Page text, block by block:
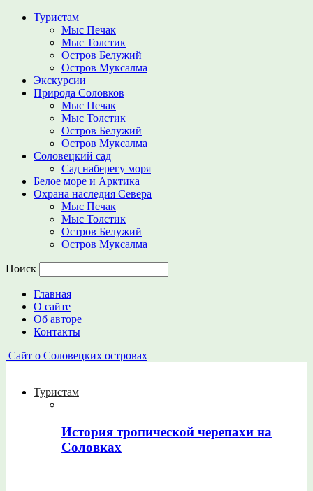
Туристам
Мыс Печак
Мыс Толстик
Остров Белужий
Остров Муксалма
Экскурсии
Природа Соловков
Мыс Печак
Мыс Толстик
Остров Белужий
Остров Муксалма
Соловецкий сад
Сад наберегу моря
Белое море и Арктика
Охрана наследия Севера
Мыс Печак
Мыс Толстик
Остров Белужий
Остров Муксалма
Поиск
Главная
О сайте
Об авторе
Контакты
Сайт о Соловецких островах
Туристам
История тропической черепахи на
Соловках